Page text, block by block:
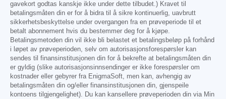
gavekort godtas kanskje ikke under dette tilbudet.) Kravet til
betalingsmåten din er for å bidra til å sikre kontinuerlig, uavbrutt
sikkerhetsbeskyttelse under overgangen fra en prøveperiode til et
betalt abonnement hvis du bestemmer deg for å kjøpe.
Betalingsmetoden din vil ikke bli belastet et betalingsbeløp på forhånd
i løpet av prøveperioden, selv om autorisasjonsforespørsler kan
sendes til finansinstitusjonen din for å bekrefte at betalingsmåten din
er gyldig (slike autorisasjonsinnsendinger er ikke forespørsler om
kostnader eller gebyrer fra EnigmaSoft, men kan, avhengig av
betalingsmåten din og/eller finansinstitusjonen din, gjenspeile
kontoens tilgjengelighet). Du kan kansellere prøveperioden din via Min